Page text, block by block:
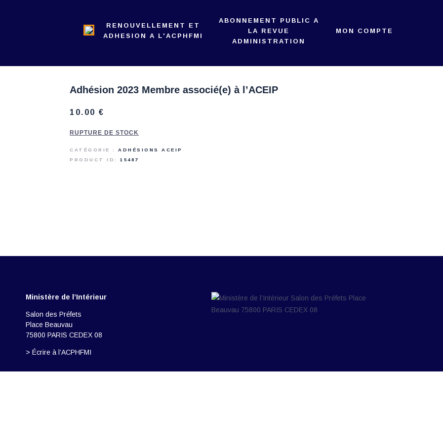
RENOUVELLEMENT ET
ADHESION A L'ACPHFMI
ABONNEMENT PUBLIC A
LA REVUE
ADMINISTRATION
MON COMPTE
NOS ACTIONS
REVUE
ADMINISTRATION
Adhésion 2023 Membre associé(e) à l’ACEIP
10. 00 €
RUPTURE DE STOCK
CATÉGORIE :ADHÉSIONS ACEIP
PRODUCT ID:15487
Ministère de l’Intérieur
Salon des Préfets
Place Beauvau
75800 PARIS CEDEX 08
> Écrire à l’ACPHFMI